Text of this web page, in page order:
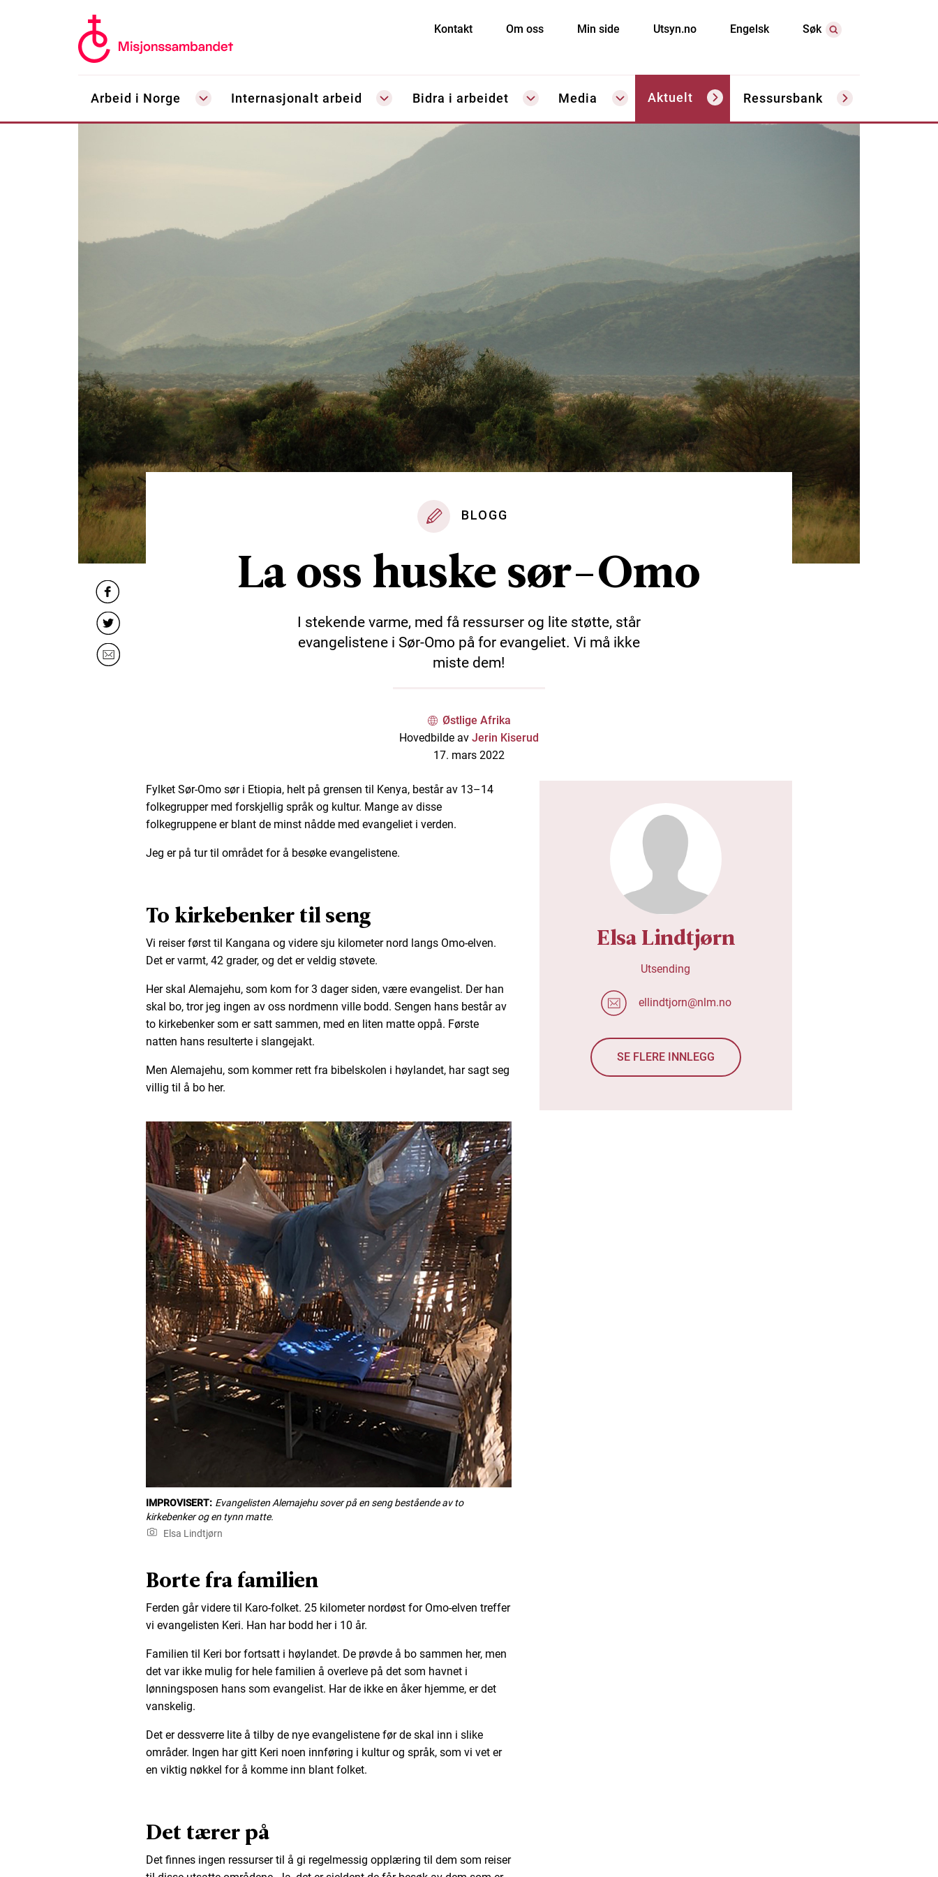
Kontakt Om oss Min side Utsyn.no Engelsk Søk
Arbeid i Norge Internasjonalt arbeid Bidra i arbeidet Media Aktuelt Ressursbank
BLOGG
La oss huske sør-Omo
I stekende varme, med få ressurser og lite støtte, står
evangelistene i Sør-Omo på for evangeliet. Vi må ikke
miste dem!
Østlige Afrika
Hovedbilde av Jerin Kiserud
17. mars 2022
Fylket Sør-Omo sør i Etiopia, helt på grensen til Kenya, består av 13–14
folkegrupper med forskjellig språk og kultur. Mange av disse
folkegruppene er blant de minst nådde med evangeliet i verden.
Jeg er på tur til området for å besøke evangelistene.
To kirkebenker til seng
Vi reiser først til Kangana og videre sju kilometer nord langs Omo-elven.
Det er varmt, 42 grader, og det er veldig støvete.
Her skal Alemajehu, som kom for 3 dager siden, være evangelist. Der han
skal bo, tror jeg ingen av oss nordmenn ville bodd. Sengen hans består av
to kirkebenker som er satt sammen, med en liten matte oppå. Første
natten hans resulterte i slangejakt.
Men Alemajehu, som kommer rett fra bibelskolen i høylandet, har sagt seg
villig til å bo her.
IMPROVISERT: Evangelisten Alemajehu sover på en seng bestående av to
kirkebenker og en tynn matte.
Elsa Lindtjørn
Borte fra familien
Ferden går videre til Karo-folket. 25 kilometer nordøst for Omo-elven treffer
vi evangelisten Keri. Han har bodd her i 10 år.
Familien til Keri bor fortsatt i høylandet. De prøvde å bo sammen her, men
det var ikke mulig for hele familien å overleve på det som havnet i
lønningsposen hans som evangelist. Har de ikke en åker hjemme, er det
vanskelig.
Det er dessverre lite å tilby de nye evangelistene før de skal inn i slike
områder. Ingen har gitt Keri noen innføring i kultur og språk, som vi vet er
en viktig nøkkel for å komme inn blant folket.
Det tærer på
Det finnes ingen ressurser til å gi regelmessig opplæring til dem som reiser
Elsa Lindtjørn
Utsending
ellindtjorn@nlm.no
SE FLERE INNLEGG